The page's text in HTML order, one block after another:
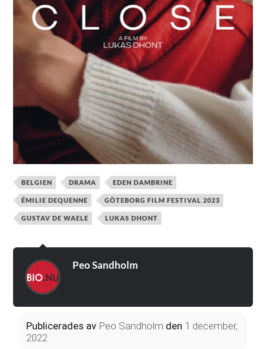
BELGIEN DRAMA EDEN DAMBRINE
ÉMILIE DEQUENNE GÖTEBORG FILM FESTIVAL 2023
GUSTAV DE WAELE LUKAS DHONT
Peo Sandholm
Publicerades av Peo Sandholm den 1 december,
2022